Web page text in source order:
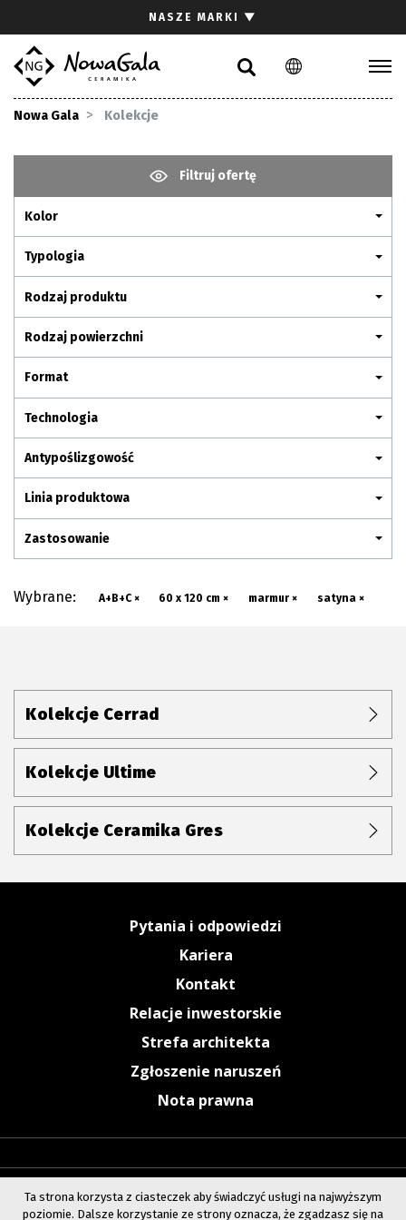
PL EN
NASZE MARKI ▼
Nowa Gala Kolekcje
Filtruj ofertę
Kolor
Typologia
Rodzaj produktu
Rodzaj powierzchni
Format
Technologia
Antypoślizgowość
Linia produktowa
Zastosowanie
Wybrane: A+B+C × 60 x 120 cm × marmur × satyna ×
Kolekcje Cerrad
Kolekcje Ultime
Kolekcje Ceramika Gres
Pytania i odpowiedzi
Kariera
Kontakt
Relacje inwestorskie
Strefa architekta
Zgłoszenie naruszeń
Nota prawna
Gdzie kupić
Pliki do pobrania
Pytania i odpowiedzi
Kariera
Kontakt
Komunikacja z akcjonariuszami
Ta strona korzysta z ciasteczek aby świadczyć usługi na najwyższym
poziomie. Dalsze korzystanie ze strony oznacza, że zgadzasz się na